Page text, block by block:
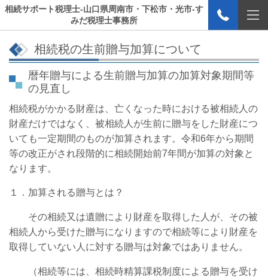
相続サポート税理士-山口県周南市・下松市・光市-す
みだ税理士事務所
相続税の生前贈与加算について
暦年贈与による生前贈与加算の加算対象期間等
の見直し
相続税がかかる財産は、亡くなった時における被相続人の
財産だけではなく、被相続人が生前に贈与をした財産につ
いても一定期間のものが加算されます。令和6年から期間
等の改正がされ段階的に相続開始前7年間が加算の対象と
なります。
１．加算される贈与とは？
その相続又は遺贈により財産を取得した人が、その被
相続人から受けた贈与になりますので相続等により財産を
取得していない人に対する贈与は対象ではありません。
（相続等には、相続時精算課税制度による贈与を受け